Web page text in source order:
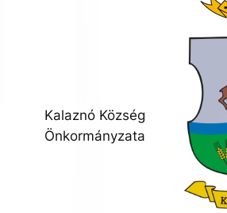
Kalaznó Község
Önkormányzata